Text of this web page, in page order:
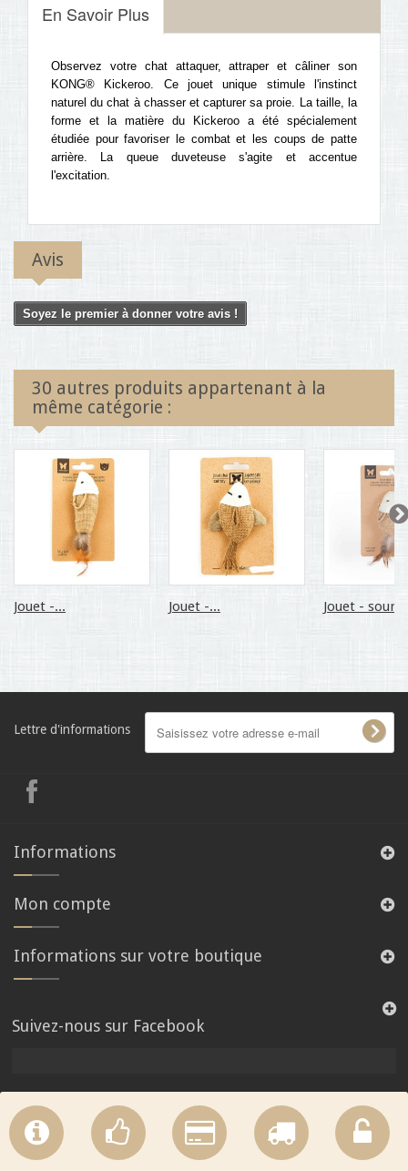
En Savoir Plus
Observez votre chat attaquer, attraper et câliner son
KONG® Kickeroo. Ce jouet unique stimule l'instinct
naturel du chat à chasser et capturer sa proie. La taille, la
forme et la matière du Kickeroo a été spécialement
étudiée pour favoriser le combat et les coups de patte
arrière. La queue duveteuse s'agite et accentue
l'excitation.
Avis
Soyez le premier à donner votre avis !
30 autres produits appartenant à la
même catégorie :
Jouet -... Jouet -... Jouet - souris
Lettre d'informations
Informations
Mon compte
Informations sur votre boutique
Suivez-nous sur Facebook